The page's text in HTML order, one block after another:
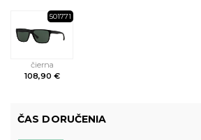
501771
čierna
108,90 €
ČAS DORUČENIA